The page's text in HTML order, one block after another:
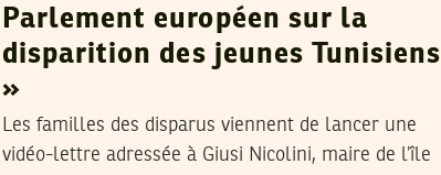
Parlement européen sur la
disparition des jeunes Tunisiens
»
Les familles des disparus viennent de lancer une
vidéo-lettre adressée à Giusi Nicolini, maire de l’île